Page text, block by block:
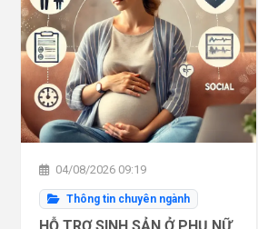
04/08/2026 09:19
Thông tin chuyên ngành